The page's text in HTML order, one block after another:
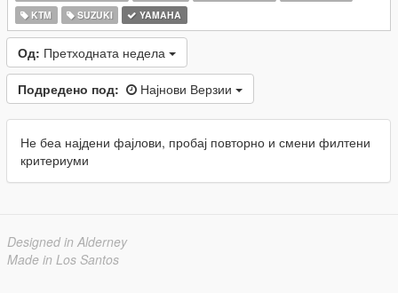
KTM
SUZUKI YAMAHA
Од: Претходната недела
Подредено под: Најнови Верзии
Не беа најдени фајлови, пробај повторно и смени филтени
критериуми
Designed in Alderney
Made in Los Santos